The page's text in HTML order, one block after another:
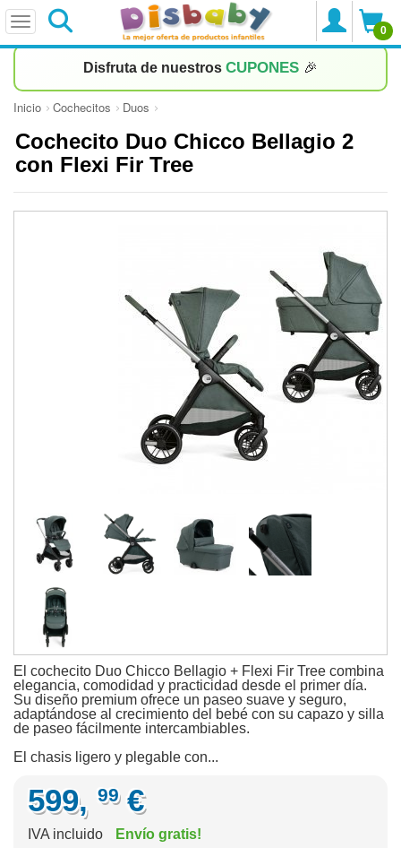
0
Disfruta de nuestros CUPONES 🎉
Inicio Cochecitos Duos
Cochecito Duo Chicco Bellagio 2
con Flexi Fir Tree
El cochecito Duo Chicco Bellagio + Flexi Fir Tree combina
elegancia, comodidad y practicidad desde el primer día.
Su diseño premium ofrece un paseo suave y seguro,
adaptándose al crecimiento del bebé con su capazo y silla
de paseo fácilmente intercambiables.
El chasis ligero y plegable con...
599, 99 €
IVA incluido Envío gratis!